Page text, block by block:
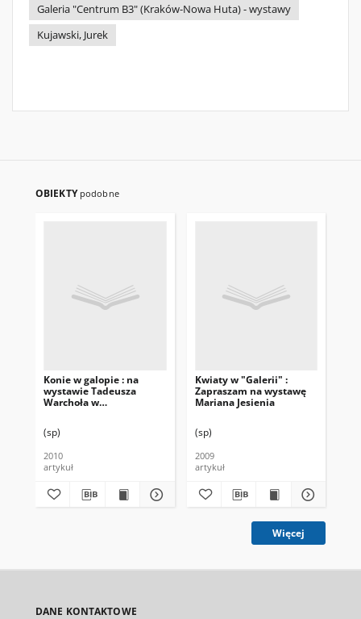
Galeria "Centrum B3" (Kraków-Nowa Huta) - wystawy
Kujawski, Jurek
OBIEKTY podobne
Konie w galopie : na
wystawie Tadeusza
Warchoła w
os. Centrum B 3
(sp)
2010
artykuł
Kwiaty w "Galerii" :
Zapraszam na wystawę
Mariana Jesienia
(sp)
2009
artykuł
Więcej
DANE KONTAKTOWE